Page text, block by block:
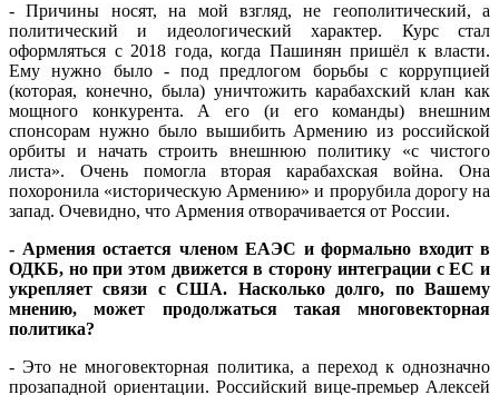
- Причины носят, на мой взгляд, не геополитический, а
политический и идеологический характер. Курс стал
оформляться с 2018 года, когда Пашинян пришёл к власти.
Ему нужно было - под предлогом борьбы с коррупцией
(которая, конечно, была) уничтожить карабахский клан как
мощного конкурента. А его (и его команды) внешним
спонсорам нужно было вышибить Армению из российской
орбиты и начать строить внешнюю политику «с чистого
листа». Очень помогла вторая карабахская война. Она
похоронила «историческую Армению» и прорубила дорогу на
запад. Очевидно, что Армения отворачивается от России.
- Армения остается членом ЕАЭС и формально входит в
ОДКБ, но при этом движется в сторону интеграции с ЕС и
укрепляет связи с США. Насколько долго, по Вашему
мнению, может продолжаться такая многовекторная
политика?
- Это не многовекторная политика, а переход к однозначно
прозападной ориентации. Российский вице-премьер Алексей